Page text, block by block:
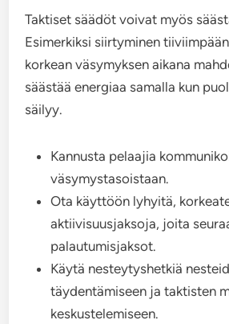
Taktiset säädöt voivat myös
Esimerkiksi siirtyminen
korkean väsymyksen aikana
säästää energiaa samalla kun
säilyy.
Kannusta pelaajia
väsymystasoistaan.
Ota käyttöön lyhyitä,
aktiivisuusjaksoja, joita
palautumisjaksot.
Käytä nesteytyshetkiä
täydentämiseen ja taktisten
keskustelemiseen.